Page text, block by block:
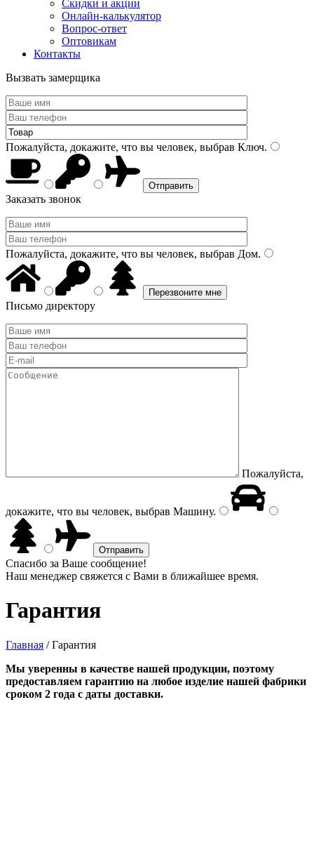
Скидки и акции
Онлайн-калькулятор
Вопрос-ответ
Оптовикам
Контакты
Вызвать замерщика
Пожалуйста, докажите, что вы человек, выбрав Ключ.
Заказать звонок
Пожалуйста, докажите, что вы человек, выбрав Дом.
Письмо директору
Пожалуйста,
докажите, что вы человек, выбрав Машину.
Спасибо за Ваше сообщение!
Наш менеджер свяжется с Вами в ближайшее время.
Гарантия
Главная /Гарантия
Мы уверенны в качестве нашей продукции, поэтому
предоставляем гарантию на любое изделие нашей фабрики
сроком 2 года с даты доставки.